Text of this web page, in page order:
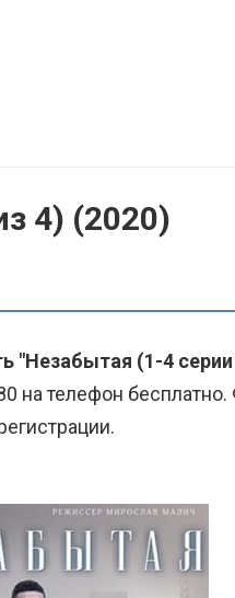
4) (2020)
"Незабытая (1-4
на телефон